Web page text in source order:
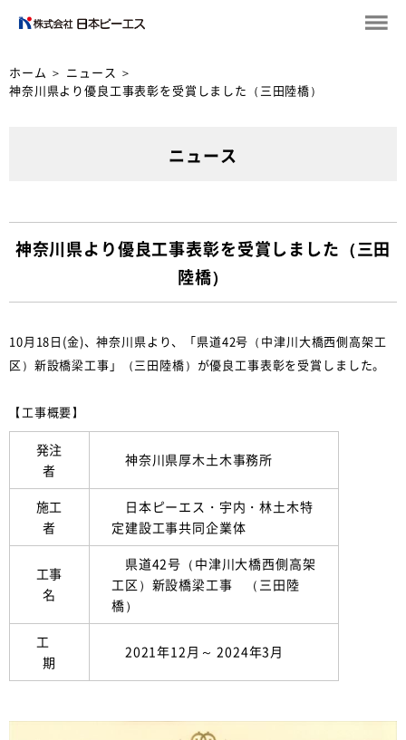
ホーム ＞ ニュース ＞
神奈川県より優良工事表彰を受賞しました（三田陸橋）
ニュース
神奈川県より優良工事表彰を受賞しました（三田
陸橋）
10月18日(金)、神奈川県より、「県道42号（中津川大橋西側高架工
区）新設橋梁工事」（三田陸橋）が優良工事表彰を受賞しました。
【工事概要】
発注
者
神奈川県厚木土木事務所
施工
者
日本ピーエス・宇内・林土木特
定建設工事共同企業体
工事
名
県道42号（中津川大橋西側高架
工区）新設橋梁工事 （三田陸
橋）
工
期
2021年12月～ 2024年3月